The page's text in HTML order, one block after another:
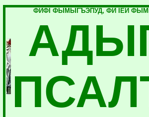
ФИФI ФЫМЫГЪЭПУД, ФИ IЕЙ